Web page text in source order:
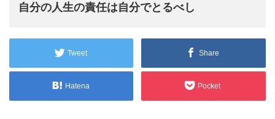
自分の人生の責任は自分でとるべし
Tweet Share
Hatena Pocket